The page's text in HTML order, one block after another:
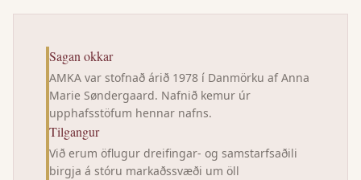
Sagan okkar
AMKA var stofnað árið 1978 í Danmörku af Anna
Marie Søndergaard. Nafnið kemur úr
upphafsstöfum hennar nafns.
Tilgangur
Við erum öflugur dreifingar- og samstarfsaðili
birgja á stóru markaðssvæði um öll